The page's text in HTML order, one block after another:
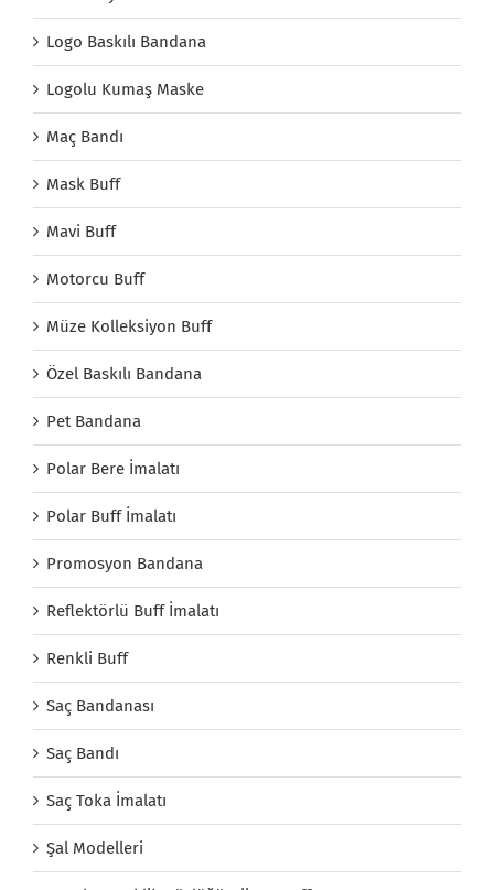
Logo Baskılı Bandana
Logolu Kumaş Maske
Maç Bandı
Mask Buff
Mavi Buff
Motorcu Buff
Müze Kolleksiyon Buff
Özel Baskılı Bandana
Pet Bandana
Polar Bere İmalatı
Polar Buff İmalatı
Promosyon Bandana
Reflektörlü Buff İmalatı
Renkli Buff
Saç Bandanası
Saç Bandı
Saç Toka İmalatı
Şal Modelleri